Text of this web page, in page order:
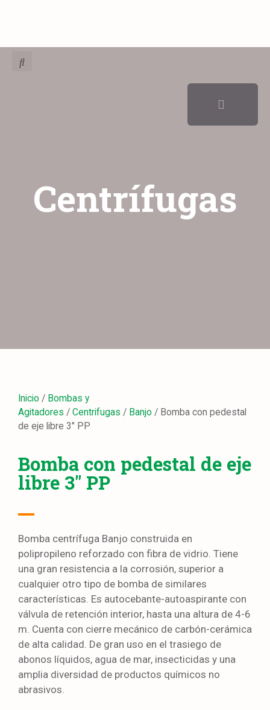
Centrífugas
Inicio / Bombas y
Agitadores / Centrifugas / Banjo / Bomba con pedestal
de eje libre 3″ PP
Bomba con pedestal de eje
libre 3″ PP
Bomba centrífuga Banjo construida en
polipropileno reforzado con fibra de vidrio. Tiene
una gran resistencia a la corrosión, superior a
cualquier otro tipo de bomba de similares
características. Es autocebante-autoaspirante con
válvula de retención interior, hasta una altura de 4-6
m. Cuenta con cierre mecánico de carbón-cerámica
de alta calidad. De gran uso en el trasiego de
abonos líquidos, agua de mar, insecticidas y una
amplia diversidad de productos químicos no
abrasivos.